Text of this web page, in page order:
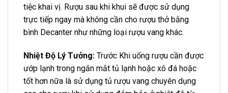
tiệc khai vị. Rượu sau khi khui sẽ được sử dụng
trực tiếp ngay mà không cần cho rượu thở bằng
bình Decanter như những loại rượu vang khác.
Nhiệt Độ Lý Tưởng: Trước Khi uống rượu cần được
ướp lạnh trong ngăn mắt tủ lạnh hoặc xô đá hoặc
tốt hơn nữa là sử dụng tủ rượu vang chuyên dụng